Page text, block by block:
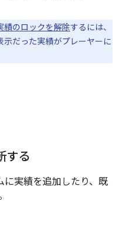
績のロックを解除するには、
示だった実績がプレーヤーに
する
に実績を追加したり、既